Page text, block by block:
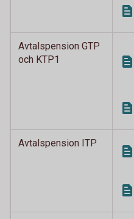
Avtalspension GTP
och KTP1
Avtalspension ITP